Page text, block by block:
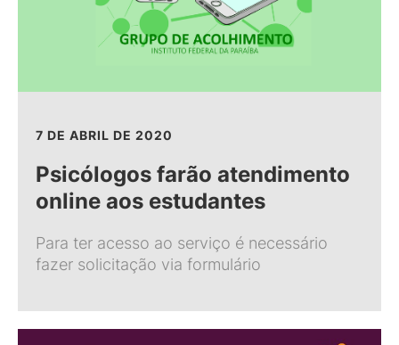
7 DE ABRIL DE 2020
Psicólogos farão atendimento
online aos estudantes
Para ter acesso ao serviço é necessário
fazer solicitação via formulário